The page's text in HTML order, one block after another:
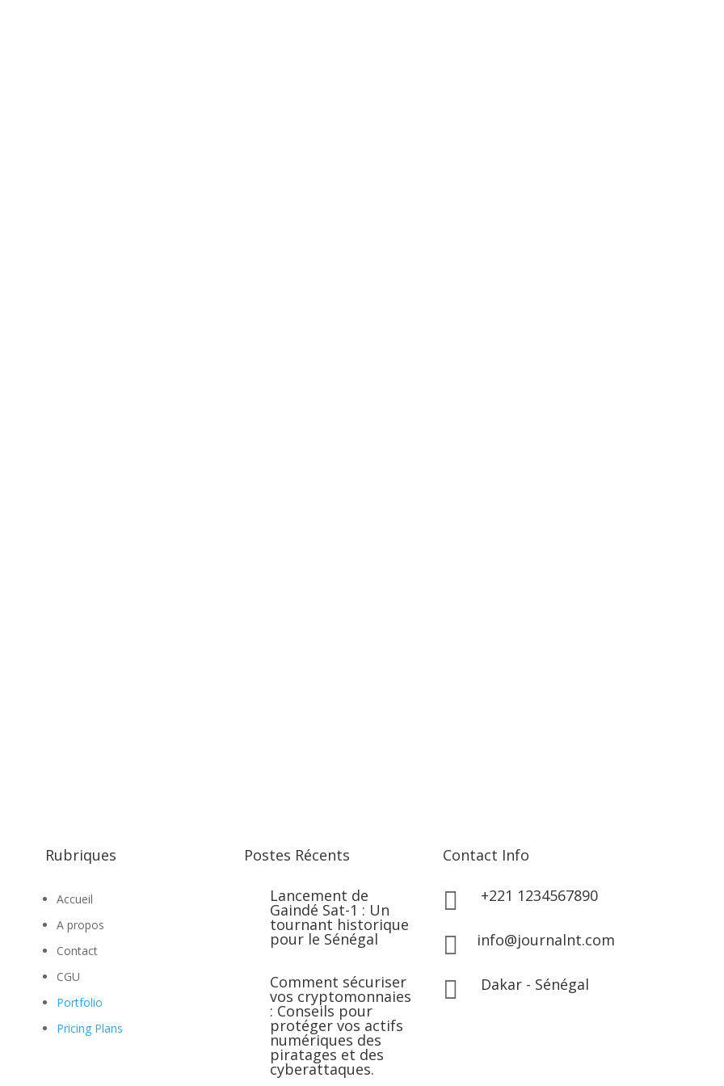
Rubriques
Accueil
A propos
Contact
CGU
Portfolio
Pricing Plans
Postes Récents
Lancement de
Gaindé Sat-1 : Un
tournant historique
pour le Sénégal
Comment sécuriser
vos cryptomonnaies
: Conseils pour
protéger vos actifs
numériques des
piratages et des
cyberattaques.
Contact Info
 +221 1234567890
 info@journalnt.com
 Dakar - Sénégal